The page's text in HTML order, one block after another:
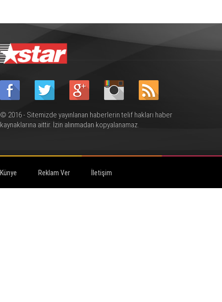
© 2016 - Sitemizde yayınlanan haberlerin telif hakları haber
kaynaklarına aittir. İzin alınmadan kopyalanamaz.
Künye Reklam Ver İletişim